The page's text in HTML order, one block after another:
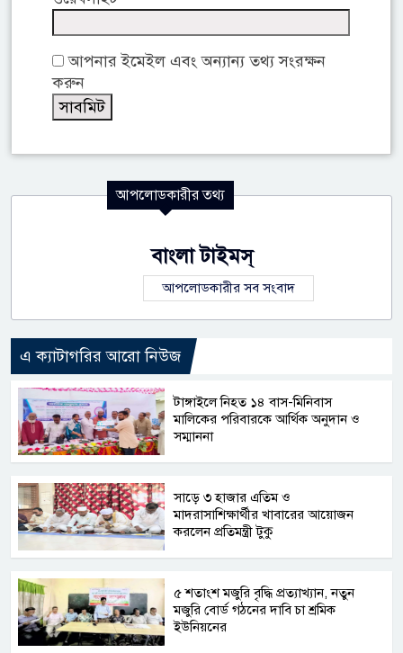
আপনার ইমেইল এবং অন্যান্য তথ্য সংরক্ষন
করুন
আপলোডকারীর তথ্য
বাংলা টাইমস্
আপলোডকারীর সব সংবাদ
এ ক্যাটাগরির আরো নিউজ
টাঙ্গাইলে নিহত ১৪ বাস-মিনিবাস
মালিকের পরিবারকে আর্থিক অনুদান ও
সম্মাননা
সাড়ে ৩ হাজার এতিম ও
মাদরাসাশিক্ষার্থীর খাবারের আয়োজন
করলেন প্রতিমন্ত্রী টুকু
৫ শতাংশ মজুরি বৃদ্ধি প্রত্যাখ্যান, নতুন
মজুরি বোর্ড গঠনের দাবি চা শ্রমিক
ইউনিয়নের